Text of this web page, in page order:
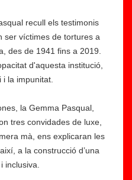
recull els testimonis
ser víctimes de tortures a
des de 1941 fins a 2019.
d'aquesta institució,
la impunitat.
la Gemma Pasqual,
tres convidades de luxe,
mà, ens explicaran les
a la construcció d’una
inclusiva.